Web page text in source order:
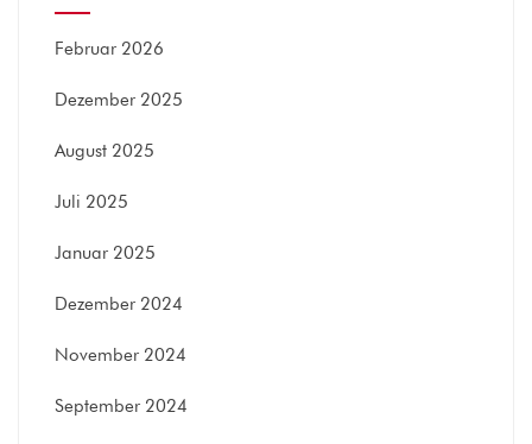
Februar 2026
Dezember 2025
August 2025
Juli 2025
Januar 2025
Dezember 2024
November 2024
September 2024